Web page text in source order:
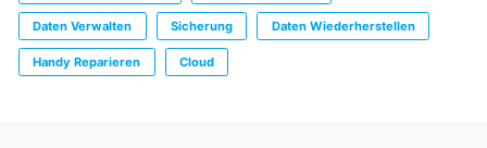
Daten Verwalten Sicherung Daten Wiederherstellen
Handy Reparieren Cloud